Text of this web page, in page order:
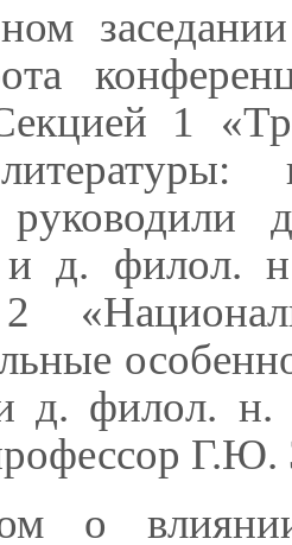
1
д. филол.
д. филол.
Г.Ю.
о